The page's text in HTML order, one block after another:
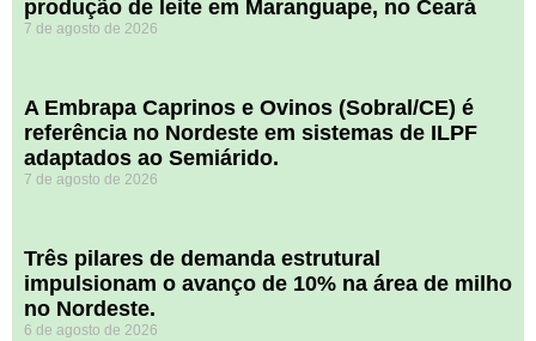
produção de leite em Maranguape, no Ceará
7 de agosto de 2026
A Embrapa Caprinos e Ovinos (Sobral/CE) é
referência no Nordeste em sistemas de ILPF
adaptados ao Semiárido.
7 de agosto de 2026
​Três pilares de demanda estrutural
impulsionam o avanço de 10% na área de milho
no Nordeste.
6 de agosto de 2026